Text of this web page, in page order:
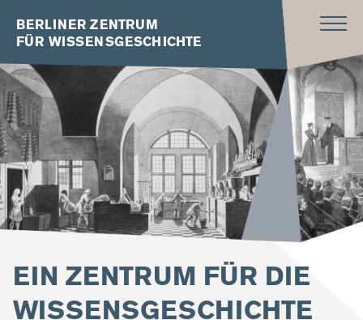
BERLINER ZENTRUM
FÜR WISSENSGESCHICHTE
EIN ZENTRUM FÜR DIE
WISSENSGESCHICHTE